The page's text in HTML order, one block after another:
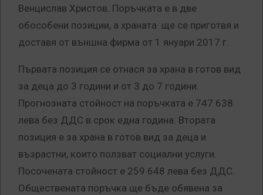
Венцислав Христов. Поръчката е в две
обособени позиции, а храната ще се приготвя и
доставя от външна фирма от 1 януари 2017 г.
Първата позиция се отнася за храна в готов вид
за деца до 3 години и от 3 до 7 години.
Прогнозната стойност на поръчката е 747 638
лева без ДДС в срок една година. Втората
позиция е за храна в готов вид за деца и
възрастни, които ползват социални услуги.
Посочената стойност е 259 648 лева без ДДС.
Обществената поръчка ще бъде обявена за